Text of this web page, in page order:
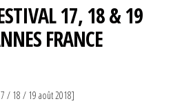
17, 18 & 19
FRANCE
/ 18 / 19 août 2018]